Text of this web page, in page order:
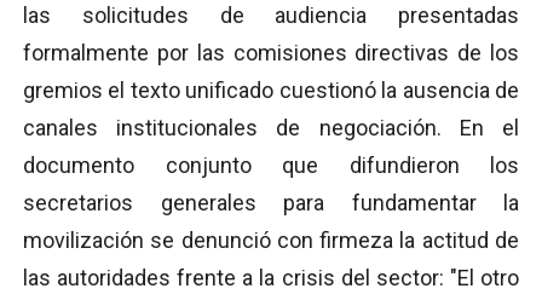
las solicitudes de audiencia presentadas
formalmente por las comisiones directivas de los
gremios el texto unificado cuestionó la ausencia de
canales institucionales de negociación. En el
documento conjunto que difundieron los
secretarios generales para fundamentar la
movilización se denunció con firmeza la actitud de
las autoridades frente a la crisis del sector: "El otro